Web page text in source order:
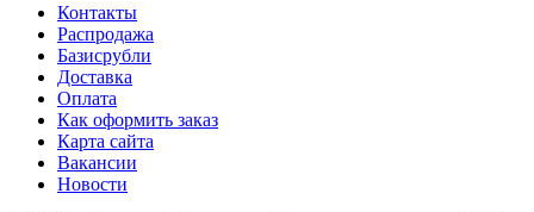
Контакты
Распродажа
Базисрубли
Доставка
Оплата
Как оформить заказ
Карта сайта
Вакансии
Новости